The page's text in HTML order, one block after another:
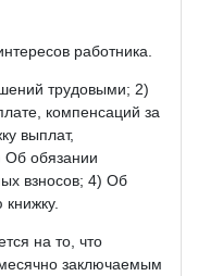
работника.
трудовыми; 2)
компенсаций за
выплат,
Об обязании
взносов; 4) Об
на то, что
заключаемым